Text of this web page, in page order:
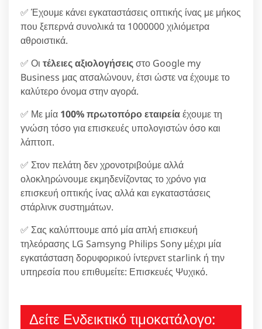
✅ Έχουμε κάνει εγκαταστάσεις οπτικής ίνας με μήκος
που ξεπερνά συνολικά τα 1000000 χιλιόμετρα
αθροιστικά.
✅ Οι τέλειες αξιολογήσειςστο Google my
Business μας ατσαλώνουν, έτσι ώστε να έχουμε το
καλύτερο όνομα στην αγορά.
✅ Με μία 100% πρωτοπόρο εταιρείαέχουμε τη
γνώση τόσο για επισκευές υπολογιστών όσο και
λάπτοπ.
✅ Στον πελάτη δεν χρονοτριβούμε αλλά
ολοκληρώνουμε εκμηδενίζοντας το χρόνο για
επισκευή οπτικής ίνας αλλά και εγκαταστάσεις
στάρλινκ συστημάτων.
✅ Σας καλύπτουμε από μία απλή επισκευή
τηλεόρασης LG Samsyng Philips Sony μέχρι μία
εγκατάσταση δορυφορικού ίντερνετ starlink ή την
υπηρεσία που επιθυμείτε: Επισκευές Ψυχικό.
Δείτε Ενδεικτικό τιμοκατάλογο: